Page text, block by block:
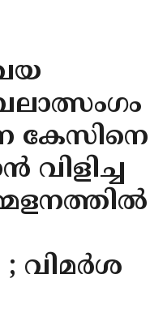
കേസിനെ
വിളിച്ച
വിമര്‍ശ